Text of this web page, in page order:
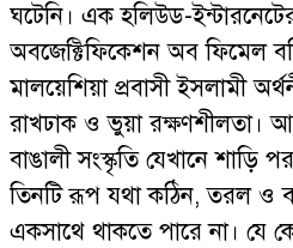
ঘটেনি। এক হলিউড-
অবজেক্টিফিকেশন অব ফিমেল
মালয়েশিয়া প্রবাসী ইসলামী
রাখঢাক ও ভুয়া
বাঙালী সংস্কৃতি যেখানে শাড়ি
তিনটি রূপ যথা কঠিন, তরল ও
একসাথে থাকতে পারে না। যে